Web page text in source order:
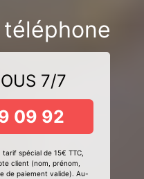
7/7
09 92
spécial de 15€ TTC,
client (nom, prénom,
de paiement valide). Au-